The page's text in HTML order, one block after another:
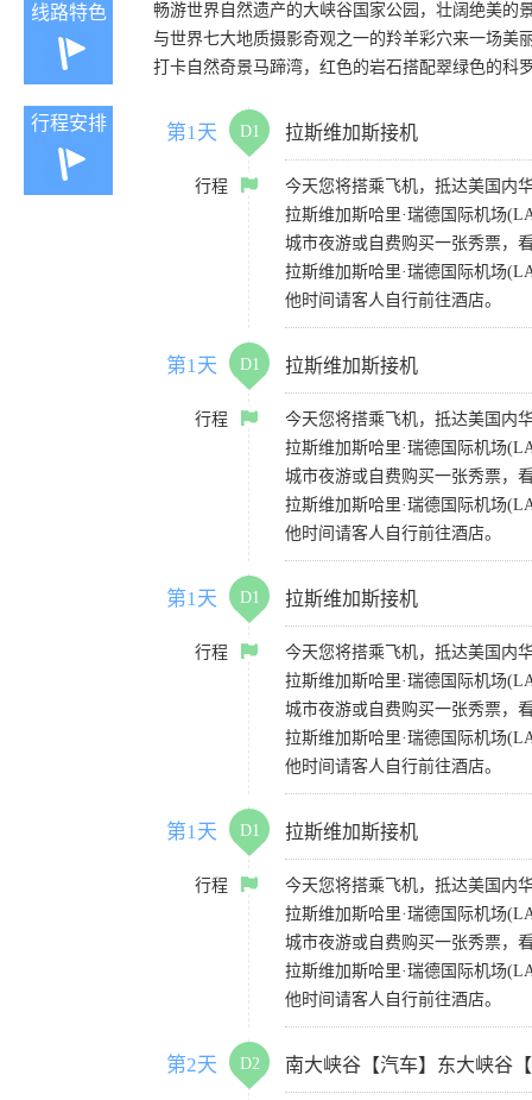
线路特色
畅游世界自然遗产的大峡谷国家公园，壮阔绝美的
与世界七大地质摄影奇观之一的羚羊彩穴来一场美
打卡自然奇景马蹄湾，红色的岩石搭配翠绿色的科
行程安排 第1天 D1 拉斯维加斯接机
行程
今天您将搭乘飞机，抵达美国内
拉斯维加斯哈里·瑞德国际机场
城市夜游或自费购买一张秀票，
拉斯维加斯哈里·瑞德国际机场
他时间请客人自行前往酒店。
第1天 D1 拉斯维加斯接机
行程
今天您将搭乘飞机，抵达美国内
拉斯维加斯哈里·瑞德国际机场
城市夜游或自费购买一张秀票，
拉斯维加斯哈里·瑞德国际机场
他时间请客人自行前往酒店。
第1天 D1 拉斯维加斯接机
行程
今天您将搭乘飞机，抵达美国内
拉斯维加斯哈里·瑞德国际机场
城市夜游或自费购买一张秀票，
拉斯维加斯哈里·瑞德国际机场
他时间请客人自行前往酒店。
第1天 D1 拉斯维加斯接机
行程
今天您将搭乘飞机，抵达美国内
拉斯维加斯哈里·瑞德国际机场
城市夜游或自费购买一张秀票，
拉斯维加斯哈里·瑞德国际机场
他时间请客人自行前往酒店。
第2天 D2 南大峡谷【汽车】东大峡谷